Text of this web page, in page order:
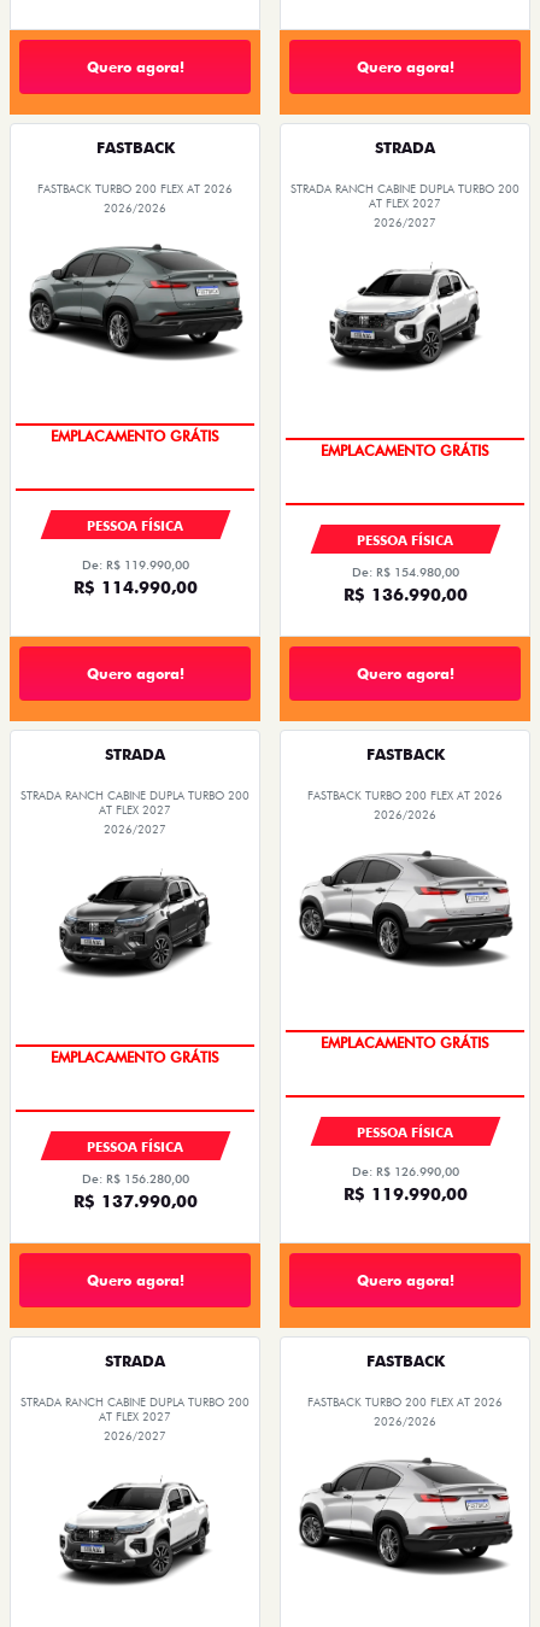
Quero agora! Quero agora!
FASTBACK
FASTBACK TURBO 200 FLEX AT 2026
2026/2026
OPORTUNIDADE
PESSOA FÍSICA
De: R$ 119.990,00
R$ 114.990,00
Quero agora!
STRADA
STRADA RANCH CABINE DUPLA TURBO 200
AT FLEX 2027
2026/2027
OPORTUNIDADE
PESSOA FÍSICA
De: R$ 154.980,00
R$ 136.990,00
Quero agora!
STRADA
STRADA RANCH CABINE DUPLA TURBO 200
AT FLEX 2027
2026/2027
OPORTUNIDADE
PESSOA FÍSICA
De: R$ 156.280,00
R$ 137.990,00
Quero agora!
FASTBACK
FASTBACK TURBO 200 FLEX AT 2026
2026/2026
OPORTUNIDADE
PESSOA FÍSICA
De: R$ 126.990,00
R$ 119.990,00
Quero agora!
STRADA
STRADA RANCH CABINE DUPLA TURBO 200
AT FLEX 2027
2026/2027
FASTBACK
FASTBACK TURBO 200 FLEX AT 2026
2026/2026